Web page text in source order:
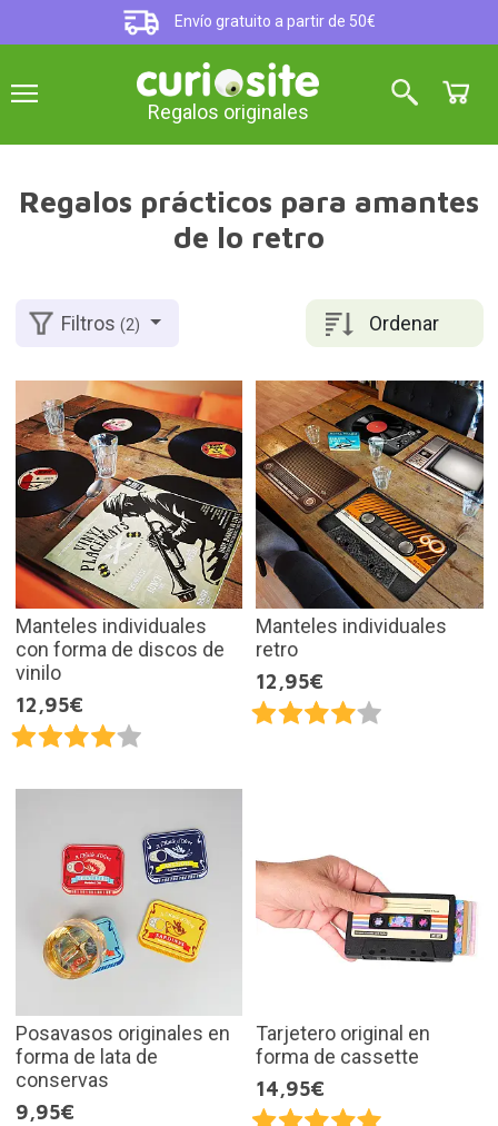
Envío gratuito a partir de 50€
Regalos originales
Regalos prácticos para amantes
de lo retro
Ordenar
Filtros(2)
Manteles individuales
con forma de discos de
vinilo
12,95€
Manteles individuales
retro
12,95€
Posavasos originales en
forma de lata de
conservas
9,95€
Tarjetero original en
forma de cassette
14,95€